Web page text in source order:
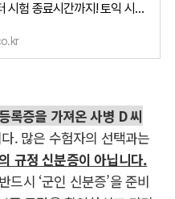
토익 입실시간부터 시험 종료시간까지! 토익 시험시간을 알아보자
록증을 가져온 사병 D 씨
. 많은 수험자의 선택과는
규정 신분증이 아닙니다.
드시 ‘군인 신분증’을 준비